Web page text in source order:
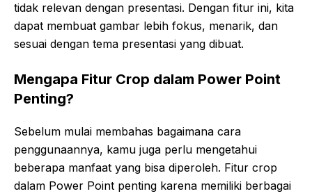
tidak relevan dengan presentasi. Dengan fitur ini, kita
dapat membuat gambar lebih fokus, menarik, dan
sesuai dengan tema presentasi yang dibuat.
Mengapa Fitur Crop dalam Power Point
Penting?
Sebelum mulai membahas bagaimana cara
penggunaannya, kamu juga perlu mengetahui
beberapa manfaat yang bisa diperoleh. Fitur crop
dalam Power Point penting karena memiliki berbagai